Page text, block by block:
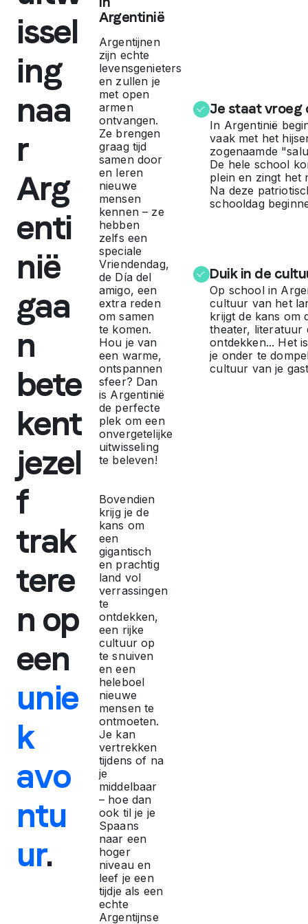
issel
ing
naa
r
Arg
enti
nië
gaa
n
bete
kent
jezel
f
trak
tere
n op
een
unie
k
avo
ntu
ur.
Argentinië
Argentijnen
zijn echte
levensgenieters
en zullen je
met open
armen
ontvangen.
Ze brengen
graag tijd
samen door
en leren
nieuwe
mensen
kennen – ze
hebben
zelfs een
speciale
Vriendendag,
de Día del
amigo, een
extra reden
om samen
te komen.
Hou je van
een warme,
ontspannen
sfeer? Dan
is Argentinië
de perfecte
plek om een
onvergetelijke
uitwisseling
te beleven!
Bovendien
krijg je de
kans om
een
gigantisch
en prachtig
land vol
verrassingen
te
ontdekken,
een rijke
cultuur op
te snuiven
en een
heleboel
nieuwe
mensen te
ontmoeten.
Je kan
vertrekken
tijdens of na
je
middelbaar
– hoe dan
ook til je je
Spaans
naar een
hoger
niveau en
leef je een
tijdje als een
echte
Argentijnse
e
t
n
i
ë
o
v
e
r
e
t
e
l
i
j
e
Je staat vroeg
In Argentinië
vaak met het
zogenaamde
De hele school
plein en zingt het
Na deze
schooldag
Duik in de
Op school in
cultuur van het
krijgt de kans om
theater, literatuur
ontdekken... Het
je onder te
cultuur van je